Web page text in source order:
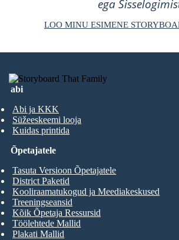
ega
LOO MINU ESIMENE
abi
Abi ja KKK
Süžeeskeemi looja
Kuidas printida
Õpetajatele
Tasuta Versioon Õpetajatele
District Paketid
Kooliraamatukogud ja Meediakeskused
Treeningseansid
Kõik Õpetaja Ressursid
Töölehtede Mallid
Plakati Mallid